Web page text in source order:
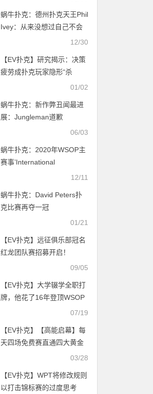
蜗牛扑克：德州扑克天王Phil
Ivey：从来没想过自己不会
12/30
【EV扑克】研究揭示：决策
疲劳成扑克玩家隐形“杀
手”，长期对局稳定性面临挑
01/02
蜗牛扑克：新作弊丑闻最进
展：Jungleman道歉
06/03
蜗牛扑克：2020年WSOP主
赛事’International
12/11
蜗牛扑克：David Peters扑
克比赛再夺一冠
01/21
【EV扑克】远征俱乐部冠名
红龙团队赛招募开启！
09/05
【EV扑克】大学辍学全职打
牌，他花了16年登顶WSOP
07/19
【EV扑克】【高能启幕】每
天四场免费赛直通四大黄金
主赛事！更有周五猎人赛03/28
【EV扑克】WPT将修改规则
以打击锦标赛的过度思考